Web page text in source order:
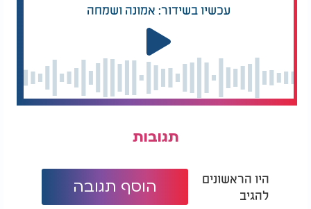
עכשיו בשידור: אמונה ושמחה
תגובות
היו הראשונים
להגיב
הוסף תגובה